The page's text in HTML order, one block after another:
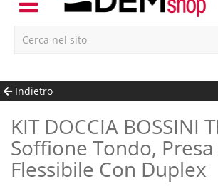
Indietro
KIT DOCCIA BOSSINI TETIS
Soffione Tondo,
Flessibile Con Duplex